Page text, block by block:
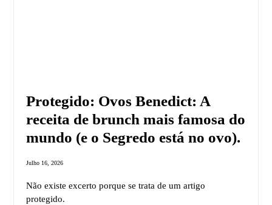
Protegido: Ovos Benedict: A
receita de brunch mais famosa do
mundo (e o Segredo está no ovo).
Julho 16, 2026
Não existe excerto porque se trata de um artigo
protegido.